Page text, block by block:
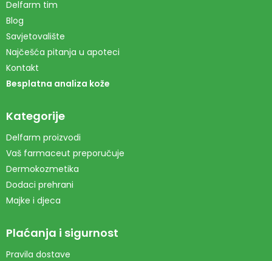
Delfarm tim
Blog
Savjetovalište
Najčešća pitanja u apoteci
Kontakt
Besplatna analiza kože
Kategorije
Delfarm proizvodi
Vaš farmaceut preporučuje
Dermokozmetika
Dodaci prehrani
Majke i djeca
Plaćanja i sigurnost
Pravila dostave